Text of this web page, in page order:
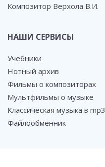
Композитор Верхола В.И.
НАШИ СЕРВИСЫ
Учебники
Нотный архив
Фильмы о композиторах
Мультфильмы о музыке
Классическая музыка в mp3
Файлообменник